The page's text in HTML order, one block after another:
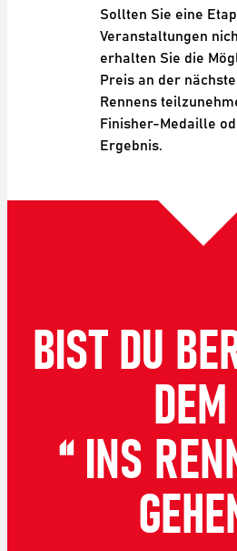
Sollten Sie eine
Veranstaltungen
erhalten Sie die
Preis an der
Rennens
Finisher-Medaille
Ergebnis.
BIST DU
“ INS